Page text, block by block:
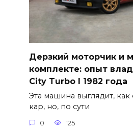
Дерзкий моторчик и
комплекте: опыт
City Turbo I 1982 года
Эта машина выглядит,
кар, но, по сути
0 125